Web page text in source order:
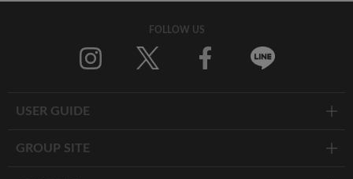
FOLLOW US
USER GUIDE
GROUP SITE